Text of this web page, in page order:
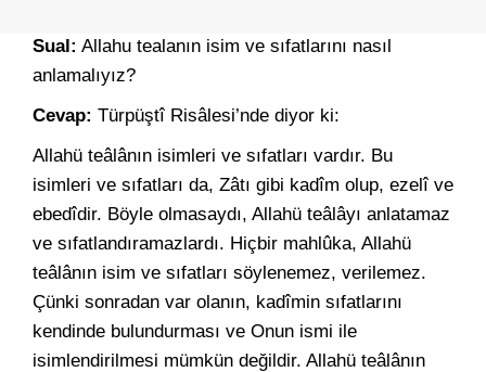
Sual: Allahu tealanın isim ve sıfatlarını nasıl
anlamalıyız?
Cevap: Türpüştî Risâlesi’nde diyor ki:
Allahü teâlânın isimleri ve sıfatları vardır. Bu
isimleri ve sıfatları da, Zâtı gibi kadîm olup, ezelî ve
ebedîdir. Böyle olmasaydı, Allahü teâlâyı anlatamaz
ve sıfatlandıramazlardı. Hiçbir mahlûka, Allahü
teâlânın isim ve sıfatları söylenemez, verilemez.
Çünki sonradan var olanın, kadîmin sıfatlarını
kendinde bulundurması ve Onun ismi ile
isimlendirilmesi mümkün değildir. Allahü teâlânın